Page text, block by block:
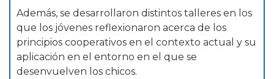
Además, se desarrollaron distintos talleres en los
que los jóvenes reflexionaron acerca de los
principios cooperativos en el contexto actual y su
aplicación en el entorno en el que se
desenvuelven los chicos.